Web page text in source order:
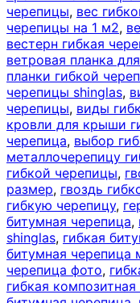
черепицы, вес
черепицы на 1 м2,
вестерн гибкая
ветровая планка
планки гибкой
черепицы shinglas,
черепицы, виды
кровли для крыши
черепица, выбор
металлочерепицу
гибкой черепицы,
размер, гвоздь
гибкую черепицу,
битумная черепица,
shinglas, гибкая
битумная черепица
черепица фото,
гибкая